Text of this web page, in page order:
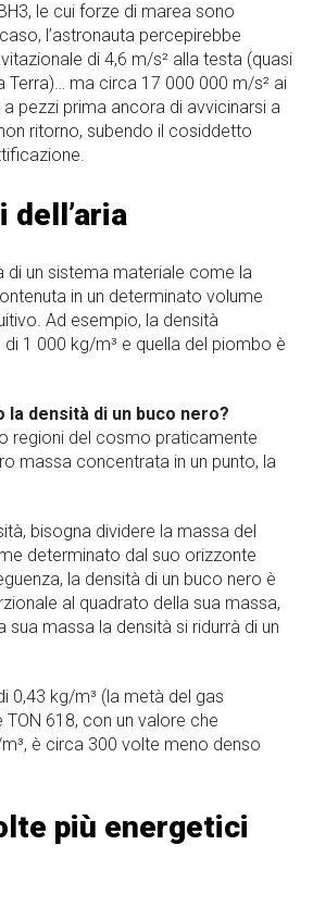
le cui forze di marea sono
l’astronauta percepirebbe
di 4,6 m/s² alla testa (quasi
Terra)… ma circa 17 000 000 m/s² ai
pezzi prima ancora di avvicinarsi a
ritorno, subendo il cosiddetto
dell’aria
di un sistema materiale come la
in un determinato volume
Ad esempio, la densità
di 1 000 kg/m³ e quella del piombo è
la densità di un buco nero?
regioni del cosmo praticamente
massa concentrata in un punto, la
bisogna dividere la massa del
determinato dal suo orizzonte
la densità di un buco nero è
al quadrato della sua massa,
massa la densità si ridurrà di un
0,43 kg/m³ (la metà del gas
618, con un valore che
è circa 300 volte meno denso
più energetici